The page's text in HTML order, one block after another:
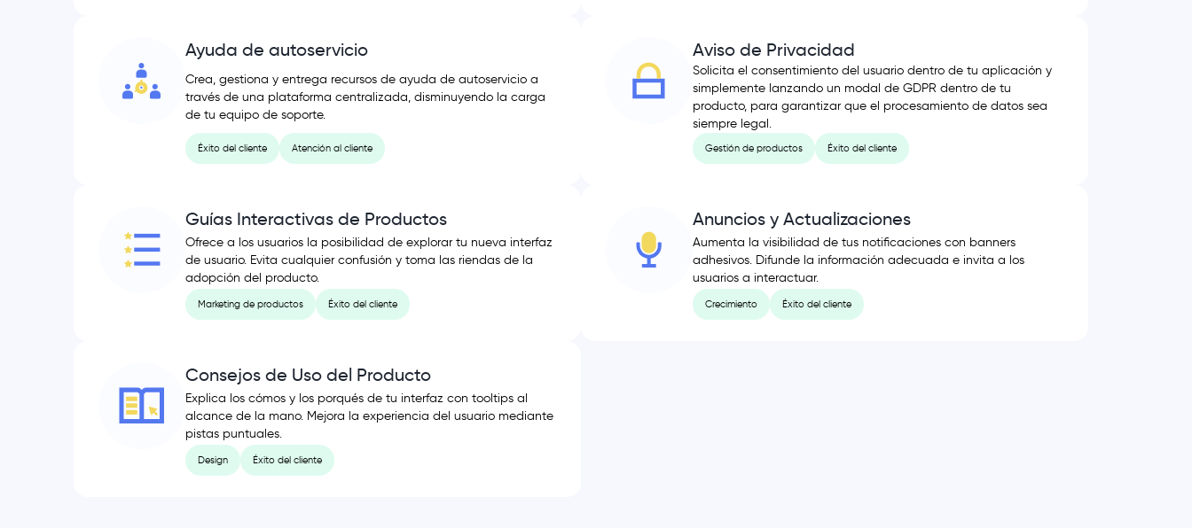
Ayuda de autoservicio
Crea, gestiona y entrega recursos de ayuda de autoservicio a
través de una plataforma centralizada, disminuyendo la carga
de tu equipo de soporte.
Éxito del cliente Atención al cliente
Aviso de Privacidad
Solicita el consentimiento del usuario dentro de tu aplicación y
simplemente lanzando un modal de GDPR dentro de tu
producto, para garantizar que el procesamiento de datos sea
siempre legal.
Gestión de productos Éxito del cliente
Guías Interactivas de Productos
Ofrece a los usuarios la posibilidad de explorar tu nueva interfaz
de usuario. Evita cualquier confusión y toma las riendas de la
adopción del producto.
Marketing de productos Éxito del cliente
Anuncios y Actualizaciones
Aumenta la visibilidad de tus notificaciones con banners
adhesivos. Difunde la información adecuada e invita a los
usuarios a interactuar.
Crecimiento Éxito del cliente
Consejos de Uso del Producto
Explica los cómos y los porqués de tu interfaz con tooltips al
alcance de la mano. Mejora la experiencia del usuario mediante
pistas puntuales.
Design Éxito del cliente